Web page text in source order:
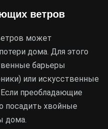
ветров
может
дома. Для этого
барьеры
или искусственные
преобладающие
посадить хвойные
дома.